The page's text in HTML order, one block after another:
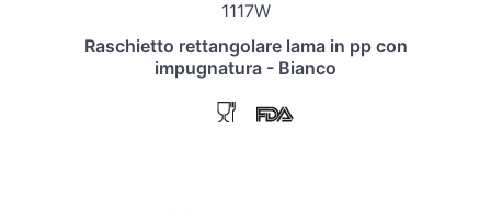
1117W
Raschietto rettangolare lama in pp con
impugnatura - Bianco